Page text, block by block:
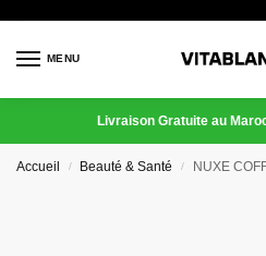
MENU
Livraison Gratuite au
Accueil / Beauté & Santé / NUXE